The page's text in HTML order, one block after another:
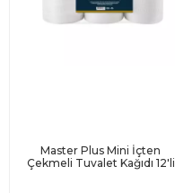
Master Plus Mini İçten
Çekmeli Tuvalet Kağıdı 12'li